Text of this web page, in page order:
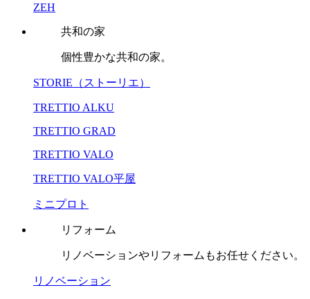
ZEH
共和の家
個性豊かな共和の家。
STORIE（ストーリエ）
TRETTIO ALKU
TRETTIO GRAD
TRETTIO VALO
TRETTIO VALO平屋
ミニプロト
リフォーム
リノベーションやリフォームもお任せください。
リノベーション